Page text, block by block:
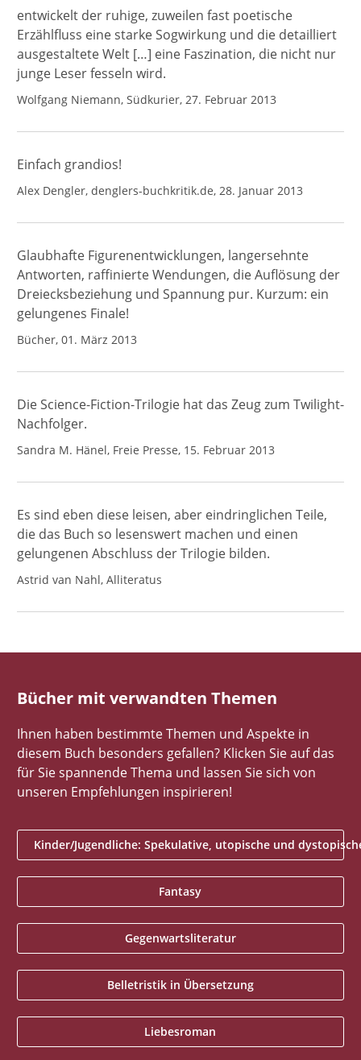
entwickelt der ruhige, zuweilen fast poetische
Erzählfluss eine starke Sogwirkung und die detailliert
ausgestaltete Welt […] eine Faszination, die nicht nur
junge Leser fesseln wird.
Wolfgang Niemann, Südkurier, 27. Februar 2013
Einfach grandios!
Alex Dengler, denglers-buchkritik.de, 28. Januar 2013
Glaubhafte Figurenentwicklungen, langersehnte
Antworten, raffinierte Wendungen, die Auflösung der
Dreiecksbeziehung und Spannung pur. Kurzum: ein
gelungenes Finale!
Bücher, 01. März 2013
Die Science-Fiction-Trilogie hat das Zeug zum Twilight-
Nachfolger.
Sandra M. Hänel, Freie Presse, 15. Februar 2013
Es sind eben diese leisen, aber eindringlichen Teile,
die das Buch so lesenswert machen und einen
gelungenen Abschluss der Trilogie bilden.
Astrid van Nahl, Alliteratus
Bücher mit verwandten Themen
Ihnen haben bestimmte Themen und Aspekte in
diesem Buch besonders gefallen? Klicken Sie auf das
für Sie spannende Thema und lassen Sie sich von
unseren Empfehlungen inspirieren!
Kinder/Jugendliche: Spekulative, utopische und
Fantasy
Gegenwartsliteratur
Belletristik in Übersetzung
Liebesroman